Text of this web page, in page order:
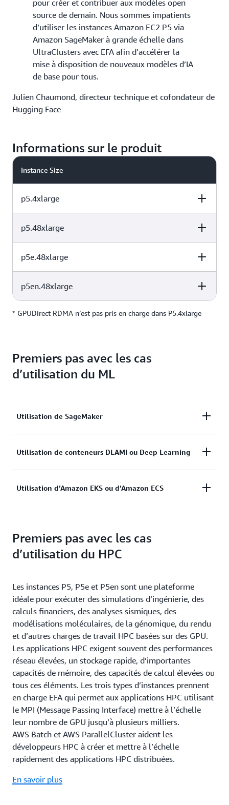
pour créer et contribuer aux modèles open
source de demain. Nous sommes impatients
d’utiliser les instances Amazon EC2 P5 via
Amazon SageMaker à grande échelle dans
UltraClusters avec EFA afin d’accélérer la
mise à disposition de nouveaux modèles d’IA
de base pour tous.
Julien Chaumond, directeur technique et cofondateur de
Hugging Face
Informations sur le produit
Instance Size
p5.4xlarge
vCPUs
p5.48xlarge
vCPUs
192 2 Tio 8 H100
p5e.48xlarge
vCPUs
p5en.48xlarge
vCPUs Instance Memory GPU
192 2 Tio
* GPUDirect RDMA n’est pas pris en charge dans P5.4xlarge
Premiers pas avec les cas
d’utilisation du ML
Utilisation de SageMaker
SageMakerest un service entièrement géré pour
mettre à l’échelle des dizaines, des centaines ou des
d’entraînement résilients.
Utilisation de conteneurs DLAMI ou Deep Learning
DLAMIfournit aux praticiens et chercheurs en ML
images Docker comportant des cadres de DL
préinstallés qui rationalisent le déploiement
d’environnements de ML personnalisés en vous
création et d’optimisation de vos environnements de
A à Z.
Utilisation d’Amazon EKS ou d’Amazon ECS
conteneurisées via des services d’orchestration de
conteneurs, vous pouvez déployer des instances P5,
P5e et P5en avecAmazon EKS
Premiers pas avec les cas
d’utilisation du HPC
Les instances P5, P5e et P5en sont une plateforme
idéale pour exécuter des simulations d’ingénierie, des
calculs financiers, des analyses sismiques, des
modélisations moléculaires, de la génomique, du rendu
et d’autres charges de travail HPC basées sur des GPU.
Les applications HPC exigent souvent des performances
réseau élevées, un stockage rapide, d’importantes
capacités de mémoire, des capacités de calcul élevées ou
tous ces éléments. Les trois types d’instances prennent
en charge EFA qui permet aux applications HPC utilisant
le MPI (Message Passing Interface) mettre à l’échelle
leur nombre de GPU jusqu’à plusieurs milliers.
AWS Batch et AWS ParallelCluster aident les
développeurs HPC à créer et mettre à l’échelle
rapidement des applications HPC distribuées.
En savoir plus